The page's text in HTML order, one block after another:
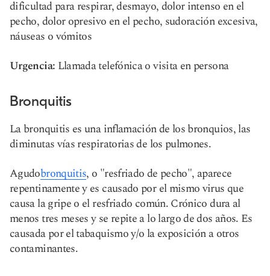
dificultad para respirar, desmayo, dolor intenso en el
pecho, dolor opresivo en el pecho, sudoración excesiva,
náuseas o vómitos
Urgencia: Llamada telefónica o visita en persona
Bronquitis
La bronquitis es una inflamación de los bronquios, las
diminutas vías respiratorias de los pulmones.
Agudobronquitis, o "resfriado de pecho", aparece
repentinamente y es causado por el mismo virus que
causa la gripe o el resfriado común. Crónicodura al
menos tres meses y se repite a lo largo de dos años. Es
causada por el tabaquismo y/o la exposición a otros
contaminantes.